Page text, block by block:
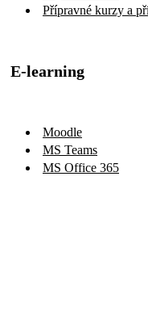
Přípravné kurzy a
E-learning
Moodle
MS Teams
MS Office 365